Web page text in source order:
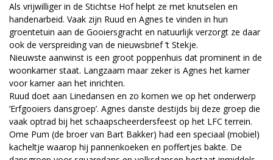
Als vrijwilliger in de Stichtse Hof helpt ze met knutselen en
handenarbeid. Vaak zijn Ruud en Agnes te vinden in hun
groentetuin aan de Gooiersgracht en natuurlijk verzorgt ze daar
ook de verspreiding van de nieuwsbrief ’t Stekje.
Nieuwste aanwinst is een groot poppenhuis dat prominent in de
woonkamer staat. Langzaam maar zeker is Agnes het kamer
voor kamer aan het inrichten.
Ruud doet aan Linedansen en zo komen we op het onderwerp
‘Erfgooiers dansgroep’. Agnes danste destijds bij deze groep die
vaak optrad bij het schaapscheerdersfeest op het LFC terrein.
Ome Pum (de broer van Bart Bakker) had een speciaal (mobiel)
kacheltje waarop hij pannenkoeken en poffertjes bakte. De